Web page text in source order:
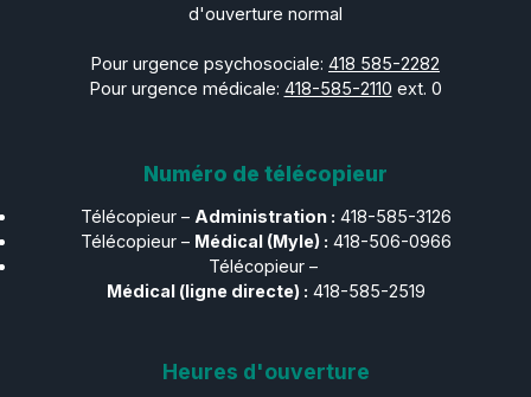
d'ouverture normal
Pour urgence psychosociale: 418 585-2282
Pour urgence médicale: 418-585-2110 ext. 0
Numéro de télécopieur
Télécopieur – Administration : 418-585-3126
Télécopieur –​​​​​​​ Médical (Myle) : 418-506-0966
Télécopieur –​​​​​​​
Médical (ligne directe) : 418-585-2519
Heures d'ouverture